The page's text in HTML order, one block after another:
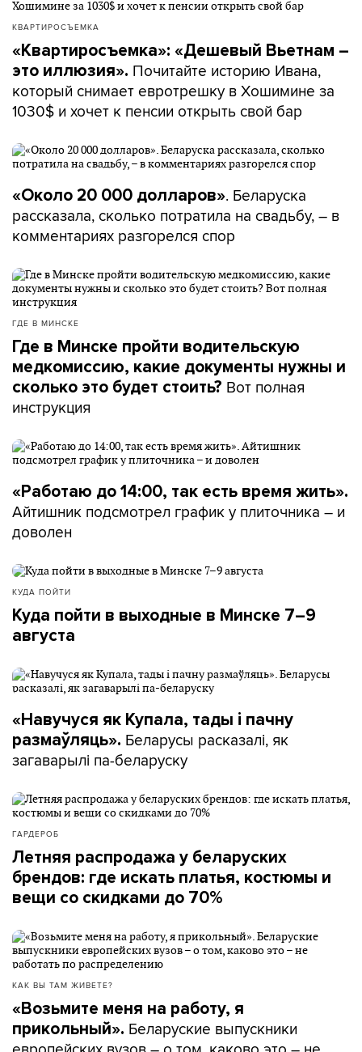
КВАРТИРОСЪЕМКА
«Квартиросъемка»: «Дешевый Вьетнам –
это иллюзия». Почитайте историю Ивана,
который снимает евротрешку в Хошимине за
1030$ и хочет к пенсии открыть свой бар
«Около 20 000 долларов». Беларуска
рассказала, сколько потратила на свадьбу, – в
комментариях разгорелся спор
ГДЕ В МИНСКЕ
Где в Минске пройти водительскую
медкомиссию, какие документы нужны и
сколько это будет стоить? Вот полная
инструкция
«Работаю до 14:00, так есть время жить».
Айтишник подсмотрел график у плиточника – и
доволен
КУДА ПОЙТИ
Куда пойти в выходные в Минске 7–9
августа
«Навучуся як Купала, тады і пачну
размаўляць». Беларусы расказалі, як
загаварылі па-беларуску
ГАРДЕРОБ
Летняя распродажа у беларуских
брендов: где искать платья, костюмы и
вещи со скидками до 70%
КАК ВЫ ТАМ ЖИВЕТЕ?
«Возьмите меня на работу, я
прикольный». Беларуские выпускники